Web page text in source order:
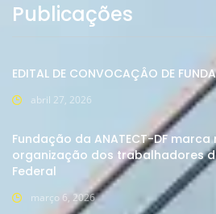
Publicações
EDITAL DE CONVOCAÇÂO DE
abril 27, 2026
Fundação da ANATECT-DF
organização dos trabalhadores
Federal
março 6, 2026